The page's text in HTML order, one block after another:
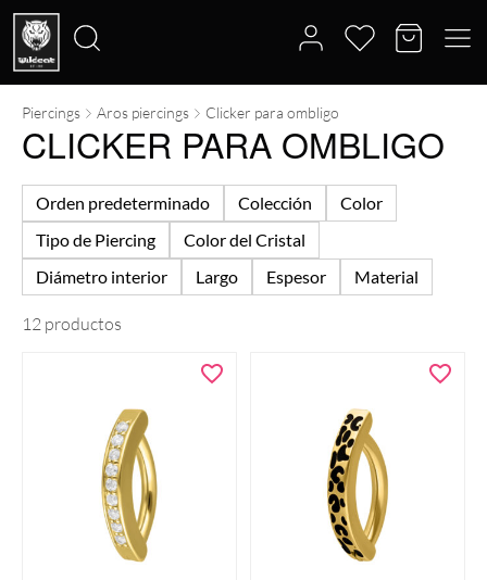
Buscar
por:
Piercings Aros piercings Clicker para ombligo
CLICKER PARA OMBLIGO
Orden predeterminado Colección
Color
Tipo de Piercing
Color del Cristal
Diámetro interior
Largo Espesor Material
12 productos